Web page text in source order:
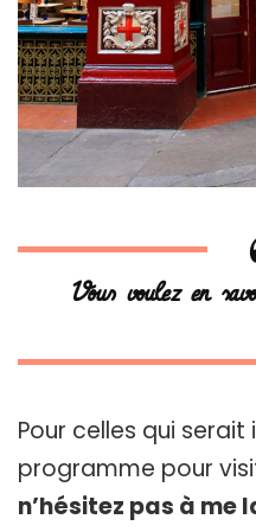
Vous voulez en
Pour celles qui
programme pour
n’hésitez pas à me